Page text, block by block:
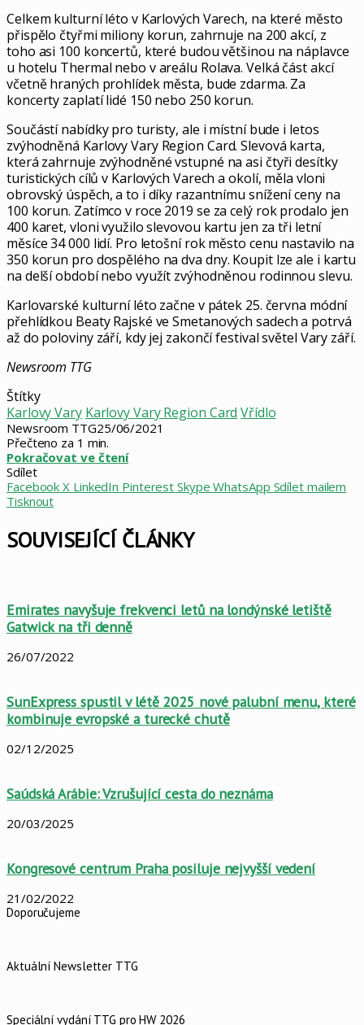
Celkem kulturní léto v Karlových Varech, na které město
přispělo čtyřmi miliony korun, zahrnuje na 200 akcí, z
toho asi 100 koncertů, které budou většinou na náplavce
u hotelu Thermal nebo v areálu Rolava. Velká část akcí
včetně hraných prohlídek města, bude zdarma. Za
koncerty zaplatí lidé 150 nebo 250 korun.
Součástí nabídky pro turisty, ale i místní bude i letos
zvýhodněná Karlovy Vary Region Card. Slevová karta,
která zahrnuje zvýhodněné vstupné na asi čtyři desítky
turistických cílů v Karlových Varech a okolí, měla vloni
obrovský úspěch, a to i díky razantnímu snížení ceny na
100 korun. Zatímco v roce 2019 se za celý rok prodalo jen
400 karet, vloni využilo slevovou kartu jen za tři letní
měsíce 34 000 lidí. Pro letošní rok město cenu nastavilo na
350 korun pro dospělého na dva dny. Koupit lze ale i kartu
na delší období nebo využít zvýhodněnou rodinnou slevu.
Karlovarské kulturní léto začne v pátek 25. června módní
přehlídkou Beaty Rajské ve Smetanových sadech a potrvá
až do poloviny září, kdy jej zakončí festival světel Vary září.
Newsroom TTG
Štítky
Karlovy Vary Karlovy Vary Region Card Vřídlo
Newsroom TTG25/06/2021
Přečteno za 1 min.
Pokračovat ve čtení
Sdílet
Facebook X LinkedIn Pinterest Skype WhatsApp Sdílet mailem
Tisknout
SOUVISEJÍCÍ ČLÁNKY
Emirates navyšuje frekvenci letů na londýnské letiště
Gatwick na tři denně
26/07/2022
SunExpress spustil v létě 2025 nové palubní menu, které
kombinuje evropské a turecké chutě
02/12/2025
Saúdská Arábie: Vzrušující cesta do neznáma
20/03/2025
Kongresové centrum Praha posiluje nejvyšší vedení
21/02/2022
Doporučujeme
Aktuální Newsletter TTG
Speciální vydání TTG pro HW 2026